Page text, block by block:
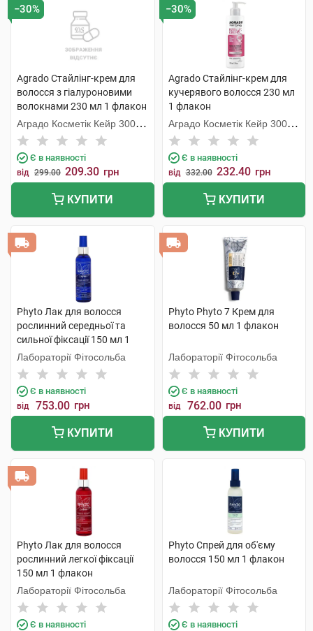
−30%
Agrado Стайлінг-крем для
волосся з гіалуроновими
волокнами 230 мл 1 флакон
Аградо Косметік Кейр 3000
С.Л.У.
Є в наявності
від 299.00 209.30 грн
КУПИТИ
−30%
Agrado Стайлінг-крем для
кучерявого волосся 230 мл
1 флакон
Аградо Косметік Кейр 3000
С.Л.У.
Є в наявності
від 332.00 232.40 грн
КУПИТИ
Phyto Лак для волосся
рослинний середньої та
сильної фіксації 150 мл 1
флакон
Лабораторії Фітосольба
Є в наявності
від 753.00 грн
КУПИТИ
Phyto Phyto 7 Крем для
волосся 50 мл 1 флакон
Лабораторії Фітосольба
Є в наявності
від 762.00 грн
КУПИТИ
Phyto Лак для волосся
рослинний легкої фіксації
150 мл 1 флакон
Лабораторії Фітосольба
Є в наявності
Phyto Спрей для об'єму
волосся 150 мл 1 флакон
Лабораторії Фітосольба
Є в наявності